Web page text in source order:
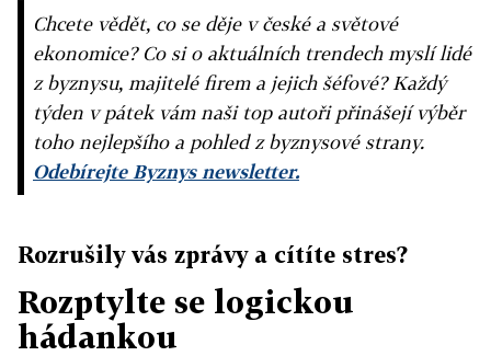
Chcete vědět, co se děje v české a světové
ekonomice? Co si o aktuálních trendech myslí lidé
z byznysu, majitelé firem a jejich šéfové? Každý
týden v pátek vám naši top autoři přinášejí výběr
toho nejlepšího a pohled z byznysové strany.
Odebírejte Byznys newsletter.
Rozrušily vás zprávy a cítíte stres?
Rozptylte se logickou
hádankou